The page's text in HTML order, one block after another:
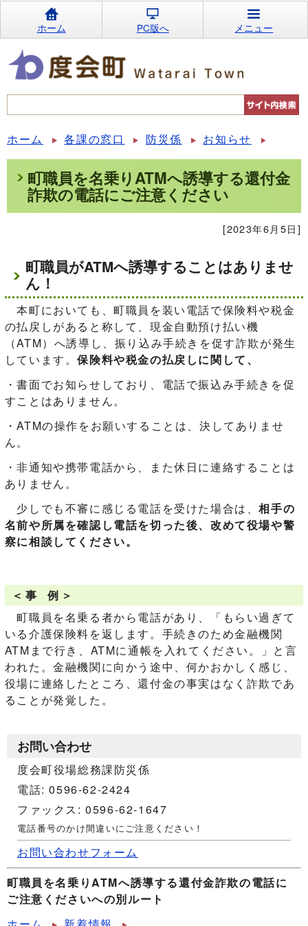
ホーム PC版へ メニュー
ホーム 各課の窓口 防災係 お知らせ
町職員を名乗りATMへ誘導する還付金
詐欺の電話にご注意ください
[2023年6月5日]
町職員がATMへ誘導することはありませ
ん！
本町においても、町職員を装い電話で保険料や税金
の払戻しがあると称して、現金自動預け払い機
（ATM）へ誘導し、振り込み手続きを促す詐欺が発生
しています。保険料や税金の払戻しに関して、
・書面でお知らせしており、電話で振込み手続きを促
すことはありません。
・ATMの操作をお願いすることは、決してありませ
ん。
・非通知や携帯電話から、また休日に連絡することは
ありません。
少しでも不審に感じる電話を受けた場合は、相手の
名前や所属を確認し電話を切った後、改めて役場や警
察に相談してください。
＜ 事 例 ＞
町職員を名乗る者から電話があり、「もらい過ぎて
いる介護保険料を返します。手続きのため金融機関
ATMまで行き、ATMに通帳を入れてください。」と言
われた。金融機関に向かう途中、何かおかしく感じ、
役場に連絡したところ、還付金の事実はなく詐欺であ
ることが発覚した。
お問い合わせ
度会町役場総務課防災係
電話: 0596-62-2424
ファックス: 0596-62-1647
電話番号のかけ間違いにご注意ください！
お問い合わせフォーム
町職員を名乗りATMへ誘導する還付金詐欺の電話に
ご注意くださいへの別ルート